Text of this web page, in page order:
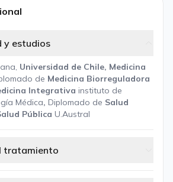
y estudios
Universidad de Chile, Medicina
de Medicina Biorreguladora
Integrativa instituto de
Médica, Diplomado de Salud
Pública U.Austral
tratamiento